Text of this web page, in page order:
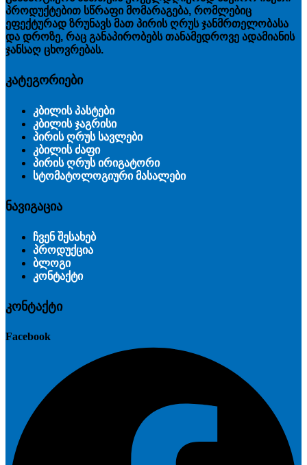
პროდუქტებით სწრაფი მომარაგება, რომლებიც
ეფექტურად ზრუნავს მათ პირის ღრუს ჯანმრთელობასა
და დროზე, რაც განაპირობებს თანამედროვე ადამიანის
ჯანსაღ ცხოვრებას.
კატეგორიები
კბილის პასტები
კბილის ჯაგრისი
პირის ღრუს სავლები
კბილის ძაფი
პირის ღრუს ირიგატორი
სტომატოლოგიური მასალები
ნავიგაცია
ჩვენ შესახებ
პროდუქცია
ბლოგი
კონტაქტი
კონტაქტი
Facebook